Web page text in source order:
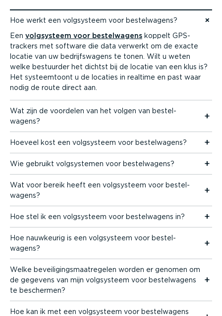
Hoe werkt een volgsysteem voor bestel­wagens?
Naar content gaan
Een volgsysteem voor bestel­wagens koppelt GPS-
trackers met software die data verwerkt om de exacte
locatie van uw bedrijfs­wagens te tonen. Wilt u weten
welke bestuurder het dichtst bij de locatie van een klus is?
Het systeem­toont u de locaties in realtime en past waar
nodig de route direct aan.
Wat zijn de voordelen van het volgen van bestel­
wagens?
Hoeveel kost een volgsysteem voor bestel­wagens?
Wie gebruikt volgsys­temen voor bestel­wagens?
Wat voor bereik heeft een volgsysteem voor bestel­
wagens?
Hoe stel ik een volgsysteem voor bestel­wagens in?
Hoe nauwkeurig is een volgsysteem voor bestel­
wagens?
Welke bevei­li­gings­maat­re­gelen worden er genomen om
de gegevens van mijn volgsysteem voor bestel­wagens
te beschermen?
Hoe kan ik met een volgsysteem voor bestel­wagens